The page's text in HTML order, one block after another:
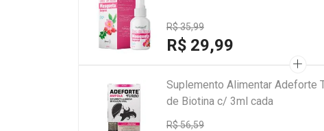
R$ 35,99
R$ 29,99
Suplemento Alimentar Adeforte
de Biotina c/ 3ml cada
R$ 56,59